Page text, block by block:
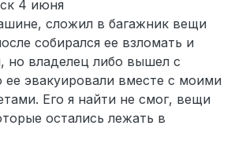
4 июня
сложил в багажник вещи
собирался ее взломать и
но владелец либо вышел с
ее эвакуировали вместе с моими
Его я найти не смог, вещи
остались лежать в